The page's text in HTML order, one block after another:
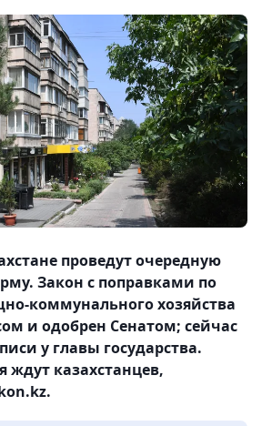
проведут очередную
Закон с поправками по
коммунального хозяйства
и одобрен Сенатом; сейчас
у главы государства.
ждут казахстанцев,